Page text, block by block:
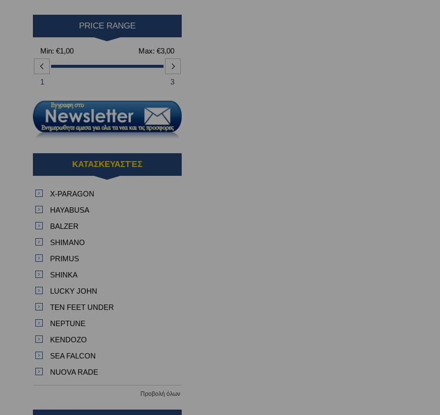
PRICE RANGE
Min: €1,00 Max: €3,00
1 3
ΚΑΤΑΣΚΕΥΑΣΤΈΣ
X-PARAGON
HAYABUSA
BALZER
SHIMANO
PRIMUS
SHINKA
LUCKY JOHN
TEN FEET UNDER
NEPTUNE
KENDOZO
SEA FALCON
NUOVA RADE
Προβολή όλων